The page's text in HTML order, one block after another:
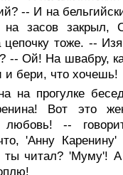
-- И на
засов закрыл,
цепочку тоже. --
-- Ой! На швабру,
и бери, что хочешь!
на прогулке
Вот это
любовь! --
'Анну Каренину'
ты читал? 'Муму'!